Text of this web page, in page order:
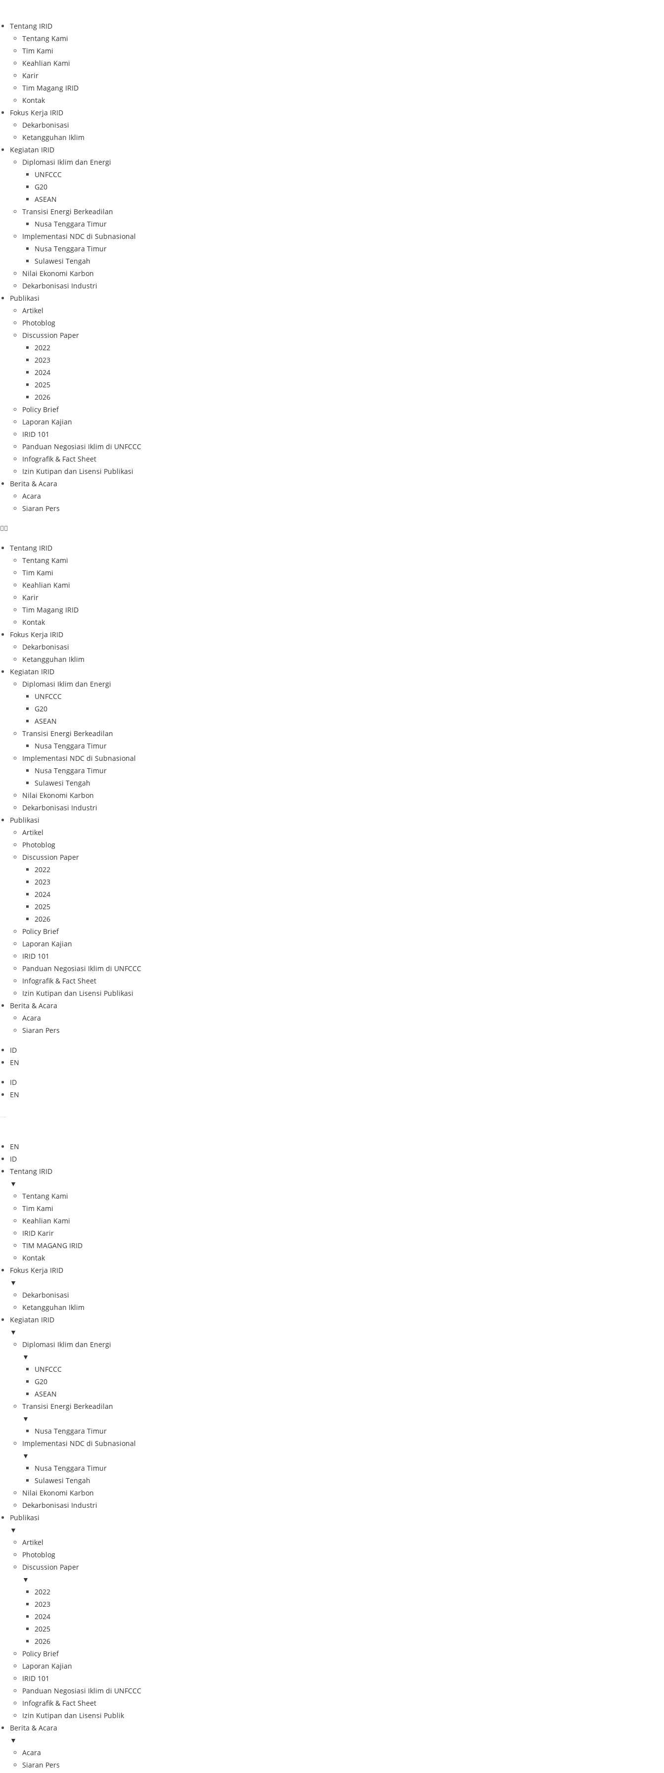
content
Tentang IRID
Tentang Kami
Tim Kami
Keahlian Kami
Karir
Tim Magang IRID
Kontak
Fokus Kerja IRID
Dekarbonisasi
Ketangguhan Iklim
Kegiatan IRID
Diplomasi Iklim dan Energi
UNFCCC
G20
ASEAN
Transisi Energi Berkeadilan
Nusa Tenggara Timur
Implementasi NDC di Subnasional
Nusa Tenggara Timur
Sulawesi Tengah
Nilai Ekonomi Karbon
Dekarbonisasi Industri
Publikasi
Artikel
Photoblog
Discussion Paper
2022
2023
2024
2025
2026
Policy Brief
Laporan Kajian
IRID 101
Panduan Negosiasi Iklim di UNFCCC
Infografik & Fact Sheet
Izin Kutipan dan Lisensi Publikasi
Berita & Acara
Acara
Siaran Pers
Tentang IRID
Tentang Kami
Tim Kami
Keahlian Kami
Karir
Tim Magang IRID
Kontak
Fokus Kerja IRID
Dekarbonisasi
Ketangguhan Iklim
Kegiatan IRID
Diplomasi Iklim dan Energi
UNFCCC
G20
ASEAN
Transisi Energi Berkeadilan
Nusa Tenggara Timur
Implementasi NDC di Subnasional
Nusa Tenggara Timur
Sulawesi Tengah
Nilai Ekonomi Karbon
Dekarbonisasi Industri
Publikasi
Artikel
Photoblog
Discussion Paper
2022
2023
2024
2025
2026
Policy Brief
Laporan Kajian
IRID 101
Panduan Negosiasi Iklim di UNFCCC
Infografik & Fact Sheet
Izin Kutipan dan Lisensi Publikasi
Berita & Acara
Acara
Siaran Pers
ID
EN
ID
EN
EN
ID
Tentang IRID
▼
Tentang Kami
Tim Kami
Keahlian Kami
IRID Karir
TIM MAGANG IRID
Kontak
Fokus Kerja IRID
▼
Dekarbonisasi
Ketangguhan Iklim
Kegiatan IRID
▼
Diplomasi Iklim dan Energi
▼
UNFCCC
G20
ASEAN
Transisi Energi Berkeadilan
▼
Nusa Tenggara Timur
Implementasi NDC di Subnasional
▼
Nusa Tenggara Timur
Sulawesi Tengah
Nilai Ekonomi Karbon
Dekarbonisasi Industri
Publikasi
▼
Artikel
Photoblog
Discussion Paper
▼
2022
2023
2024
2025
2026
Policy Brief
Laporan Kajian
IRID 101
Panduan Negosiasi Iklim di UNFCCC
Infografik & Fact Sheet
Izin Kutipan dan Lisensi Publik
Berita & Acara
▼
Acara
Siaran Pers